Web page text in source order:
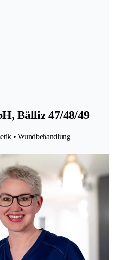
Bälliz 47/48/49
• Wundbehandlung